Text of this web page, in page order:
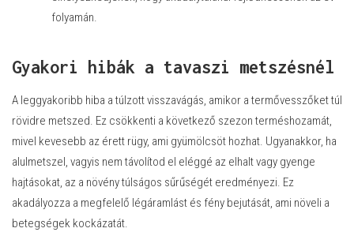
folyamán.
Gyakori hibák a tavaszi metszésnél
A leggyakoribb hiba a túlzott visszavágás, amikor a termővesszőket túl
rövidre metszed. Ez csökkenti a következő szezon terméshozamát,
mivel kevesebb az érett rügy, ami gyümölcsöt hozhat. Ugyanakkor, ha
alulmetszel, vagyis nem távolítod el eléggé az elhalt vagy gyenge
hajtásokat, az a növény túlságos sűrűségét eredményezi. Ez
akadályozza a megfelelő légáramlást és fény bejutását, ami növeli a
betegségek kockázatát.